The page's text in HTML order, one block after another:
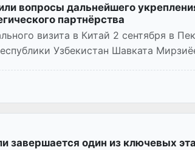
вопросы дальнейшего
партнёрства
визита в Китай 2 сентября в
Узбекистан Шавката
завершается один из ключевых